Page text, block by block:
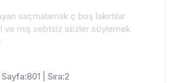
saçmalamak ç boş lakırtılar
ve mış sebtsiz sözler söylemek
| Sıra:2